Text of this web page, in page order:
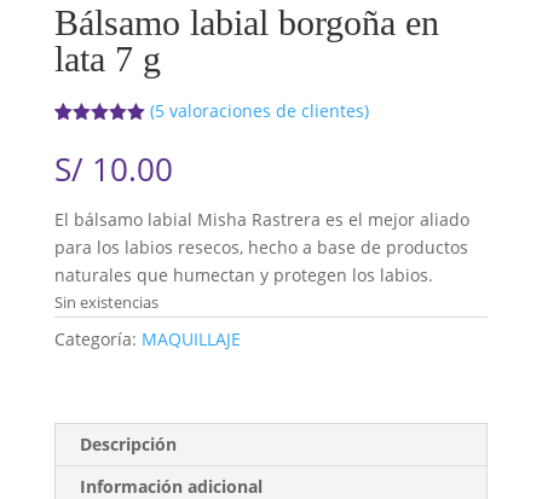
Bálsamo labial borgoña en
lata 7 g
5 en base
s de
clientes
(5 valoraciones de clientes)
S/ 10.00
El bálsamo labial Misha Rastrera es el mejor aliado
para los labios resecos, hecho a base de productos
naturales que humectan y protegen los labios.
Sin existencias
Categoría: MAQUILLAJE
Descripción
Información adicional